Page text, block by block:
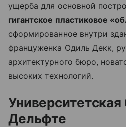
ущерба для основной
гигантское пластиковое
сформированное внутри
француженка Одиль Декк,
архитектурного бюро,
высоких технологий.
Университетская
Дельфте